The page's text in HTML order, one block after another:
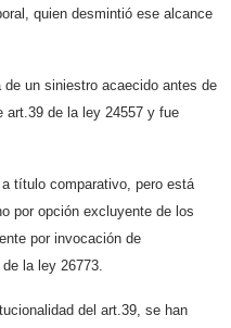
quien desmintió ese alcance
un siniestro acaecido antes de
art.39 de la ley 24557 y fue
título comparativo, pero está
por opción excluyente de los
por invocación de
la ley 26773.
del art.39, se han